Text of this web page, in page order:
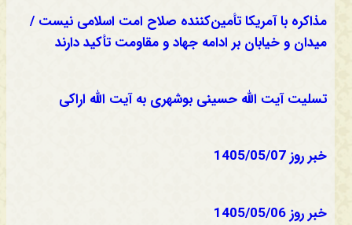
مذاکره با آمریکا تأمین‌کننده صلاح امت اسلامی نیست /
میدان و خیابان بر ادامه جهاد و مقاومت تأکید دارند
تسلیت آیت الله حسینی بوشهری به آیت الله اراکی
خبر روز 1405/05/07
خبر روز 1405/05/06